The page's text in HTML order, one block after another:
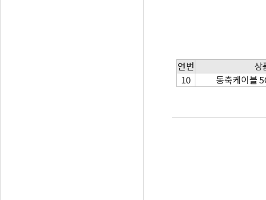
연번
상
10
동축케이블